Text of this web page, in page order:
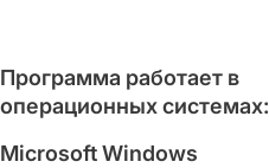
Программа работает в
операционных системах:
Microsoft Windows